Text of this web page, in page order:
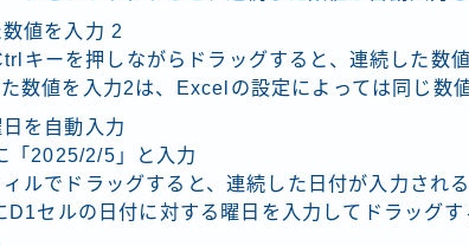
値を入力 2
キーを押しながらドラッグすると、連続した数
数値を入力2は、Excelの設定によっては同じ数
日を自動入力
「2025/2/5」と入力
ルでドラッグすると、連続した日付が入力される
D1セルの日付に対する曜日を入力してドラッグす